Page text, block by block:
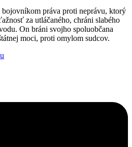
práva proti neprávu, ktorý
za utláčaného, chráni slabého
On bráni svojho spoluobčana
moci, proti omylom sudcov.